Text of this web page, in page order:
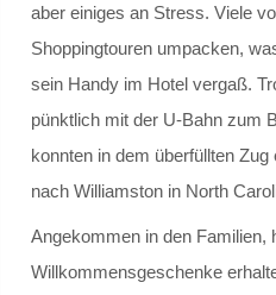
Konzept
Leuchtturmschule
Schulsozialarbeit
aber einiges an Stress. Viele
Shoppingtouren umpacken,
sein Handy im Hotel vergaß.
pünktlich mit der U-Bahn zum
konnten in dem überfüllten
nach Williamston in North
Angekommen in den Familien,
Willkommensgeschenke